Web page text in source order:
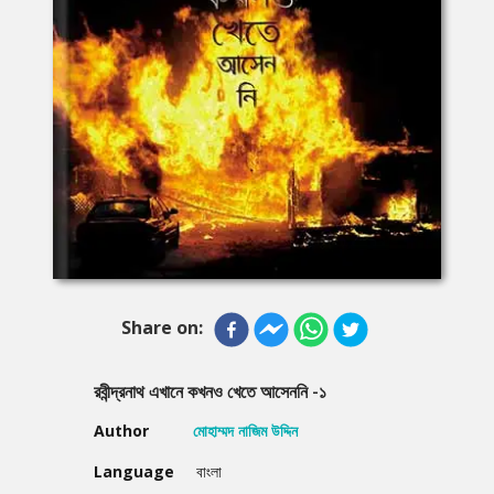
Share on:
রবীন্দ্রনাথ এখানে কখনও খেতে আসেননি -১
Author
মোহাম্মদ নাজিম উদ্দিন
Language
বাংলা